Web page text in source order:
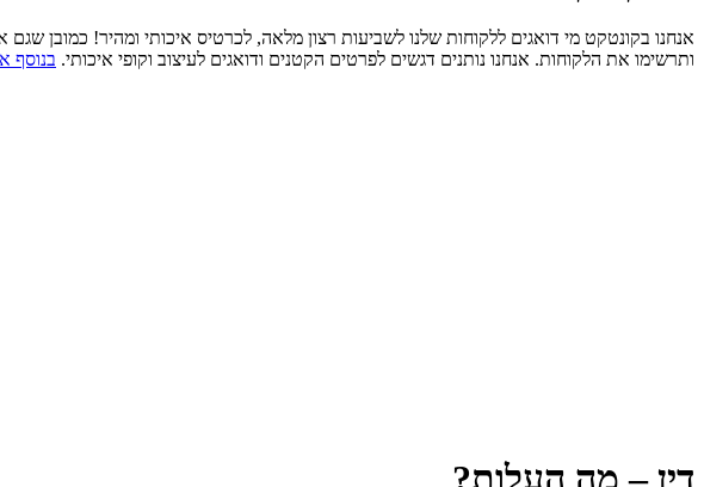
אנחנו בקונטקט מי דואגים ללקוחות שלנו לשביעות רצון מלאה, לכרטיס איכותי ומהיר! כמובן
ותרשימו את הלקוחות. אנחנו נותנים דגשים לפרטים הקטנים ודואגים לעיצוב וקופי איכותי. בנוסף